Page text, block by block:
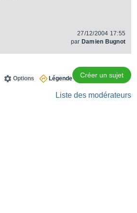
27/12/2004 17:55
par Damien Bugnot
Créer un sujet
Légende
Options
Liste des modérateurs